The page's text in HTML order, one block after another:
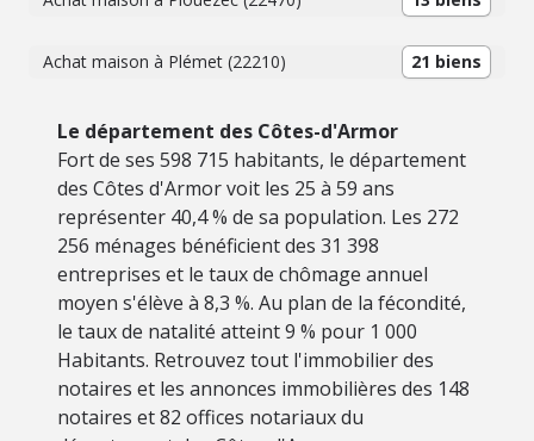
Achat maison à Plémet (22210) 21 biens
Le département des Côtes-d'Armor
Fort de ses 598 715 habitants, le département
des Côtes d'Armor voit les 25 à 59 ans
représenter 40,4 % de sa population. Les 272
256 ménages bénéficient des 31 398
entreprises et le taux de chômage annuel
moyen s'élève à 8,3 %. Au plan de la fécondité,
le taux de natalité atteint 9 % pour 1 000
Habitants. Retrouvez tout l'immobilier des
notaires et les annonces immobilières des 148
notaires et 82 offices notariaux du